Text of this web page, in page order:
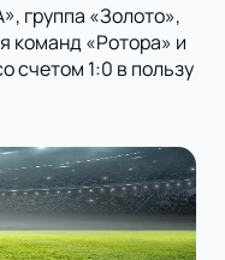
группа «Золото»,
команд «Ротора» и
счетом 1:0 в пользу